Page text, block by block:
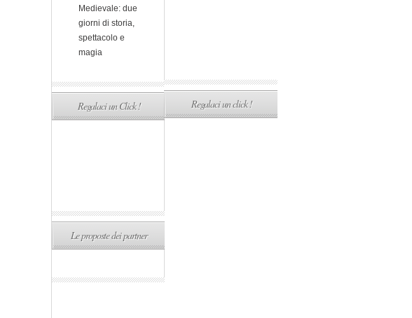
Medievale: due
giorni di storia,
spettacolo e
magia
Regalaci un Click !
Le proposte dei partner
Regalaci un click !